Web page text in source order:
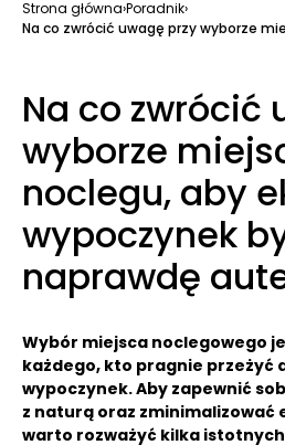
Strona główna›Poradnik›
Na co zwrócić uwagę przy wyborze
Na co zwrócić
wyborze
noclegu, aby
wypoczynek
naprawdę
Wybór miejsca noclegowego
każdego, kto pragnie przeżyć
wypoczynek. Aby zapewnić
z naturą oraz zminimalizować
warto rozważyć kilka